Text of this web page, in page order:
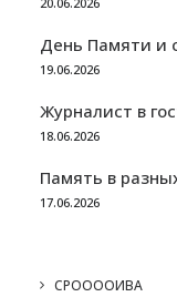
День Памяти и
19.06.2026
Журналист в
18.06.2026
Память в
17.06.2026
СРООООИВА